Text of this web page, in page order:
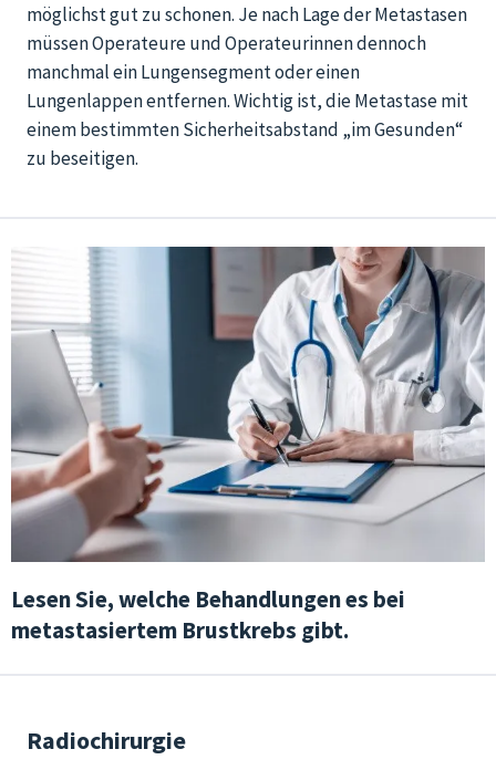
möglichst gut zu schonen. Je nach Lage der Metastasen
müssen Operateure und Operateurinnen dennoch
manchmal ein Lungensegment oder einen
Lungenlappen entfernen. Wichtig ist, die Metastase mit
einem bestimmten Sicherheitsabstand „im Gesunden“
zu beseitigen.
Lesen Sie, welche Behandlungen es bei
metastasiertem Brustkrebs gibt.
Radiochirurgie